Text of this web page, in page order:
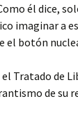
él dice,
imaginar a
el botón
el Tratado de
de su